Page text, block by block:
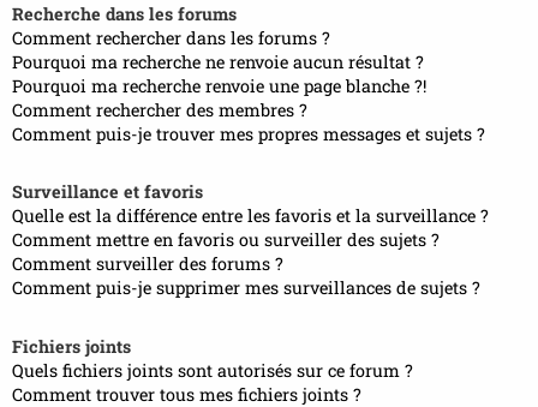
Recherche dans les forums
Comment rechercher dans les forums ?
Pourquoi ma recherche ne renvoie aucun résultat ?
Pourquoi ma recherche renvoie une page blanche ?!
Comment rechercher des membres ?
Comment puis-je trouver mes propres messages et sujets ?
Surveillance et favoris
Quelle est la différence entre les favoris et la surveillance ?
Comment mettre en favoris ou surveiller des sujets ?
Comment surveiller des forums ?
Comment puis-je supprimer mes surveillances de sujets ?
Fichiers joints
Quels fichiers joints sont autorisés sur ce forum ?
Comment trouver tous mes fichiers joints ?